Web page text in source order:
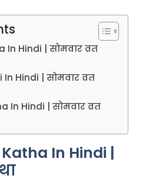
Hindi | सोमवार व्रत
Hindi | सोमवार व्रत
In Hindi | सोमवार व्रत
In Hindi |